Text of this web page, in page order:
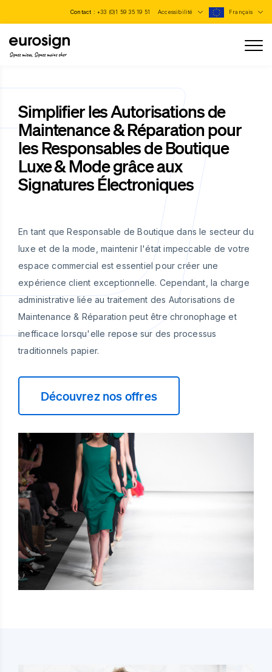
Contact : +33 (0)1 59 35 19 51 Accessibilité Français
Signez mieux, Signez moins cher
Simplifier les Autorisations de
Maintenance & Réparation pour
les Responsables de Boutique
Luxe & Mode grâce aux
Signatures Électroniques
En tant que Responsable de Boutique dans le secteur du
luxe et de la mode, maintenir l'état impeccable de votre
espace commercial est essentiel pour créer une
expérience client exceptionnelle. Cependant, la charge
administrative liée au traitement des Autorisations de
Maintenance & Réparation peut être chronophage et
inefficace lorsqu'elle repose sur des processus
traditionnels papier.
Découvrez nos offres